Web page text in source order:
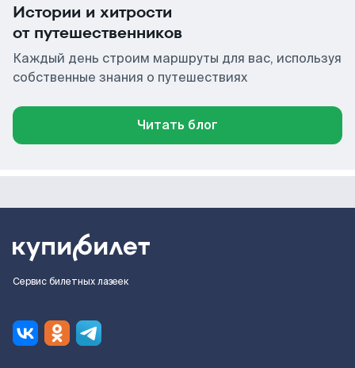
Истории и хитрости
от путешественников
Каждый день строим маршруты для вас, используя
собственные знания о путешествиях
Читать блог
Сервис билетных лазеек